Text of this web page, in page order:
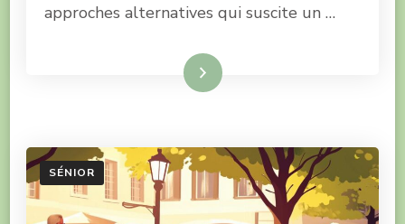
approches alternatives qui suscite un …
Lire la suite
SÉNIOR